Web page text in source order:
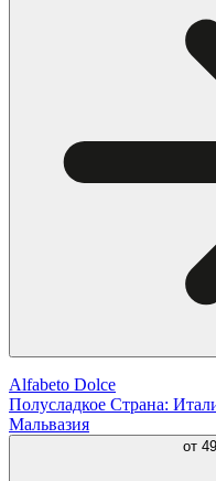
Alfabeto Dolce
Полусладкое Страна:
Мальвазия
от